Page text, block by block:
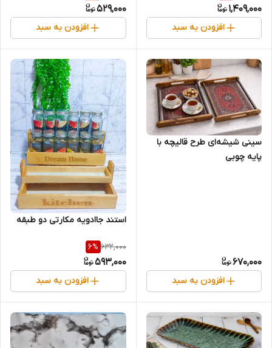
1,409,000
افزودن به سبد
529,000
افزودن به سبد
سینی شیشه‌ای طرح قالیچه با
پایه چوبی
670,000
افزودن به سبد
استند جاادویه مکارتی دو طبقه
632,000
6%
593,000
افزودن به سبد